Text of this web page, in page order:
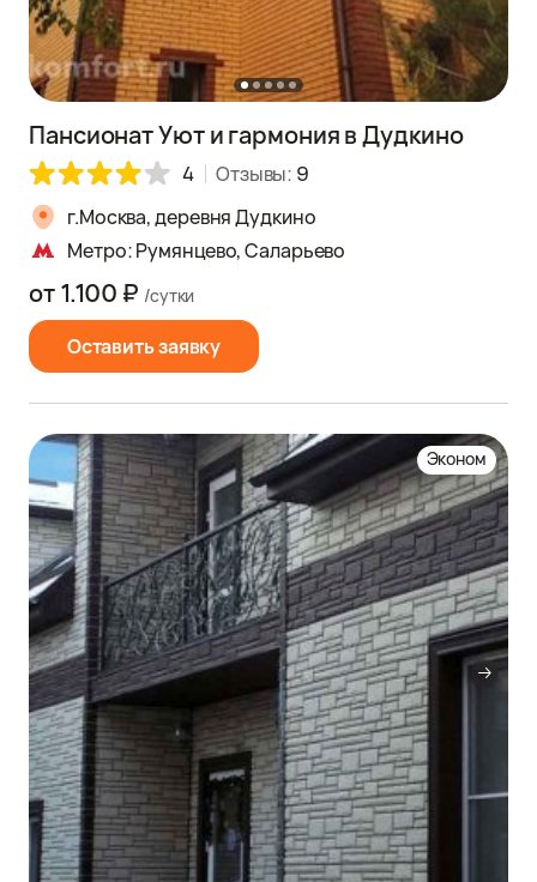
Пансионат Уют и гармония в Дудкино
4 Отзывы: 9
г.Москва, деревня Дудкино
Метро: Румянцево, Саларьево
Оставить заявку
от 1.100 ₽ /сутки
Эконом